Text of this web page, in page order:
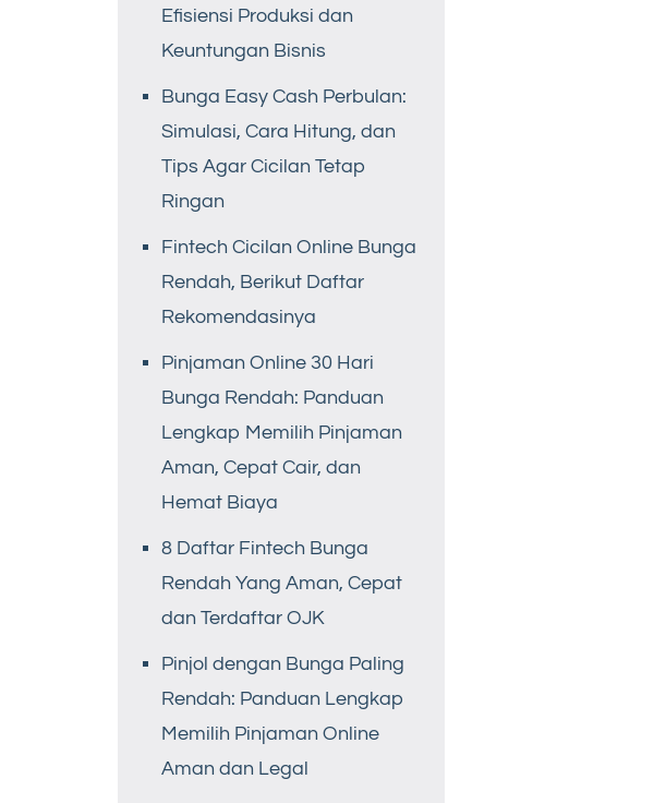
Efisiensi Produksi dan
Keuntungan Bisnis
Bunga Easy Cash Perbulan:
Simulasi, Cara Hitung, dan
Tips Agar Cicilan Tetap
Ringan
Fintech Cicilan Online Bunga
Rendah, Berikut Daftar
Rekomendasinya
Pinjaman Online 30 Hari
Bunga Rendah: Panduan
Lengkap Memilih Pinjaman
Aman, Cepat Cair, dan
Hemat Biaya
8 Daftar Fintech Bunga
Rendah Yang Aman, Cepat
dan Terdaftar OJK
Pinjol dengan Bunga Paling
Rendah: Panduan Lengkap
Memilih Pinjaman Online
Aman dan Legal